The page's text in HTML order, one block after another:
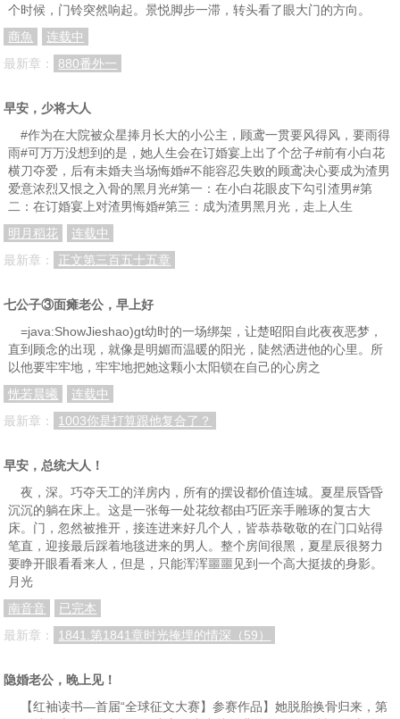
个时候，门铃突然响起。景悦脚步一滞，转头看了眼大门的方向。
商魚
连载中
最新章：
880番外一
早安，少将大人
#作为在大院被众星捧月长大的小公主，顾鸢一贯要风得风，要雨得
雨#可万万没想到的是，她人生会在订婚宴上出了个岔子#前有小白花
横刀夺爱，后有未婚夫当场悔婚#不能容忍失败的顾鸢决心要成为渣男
爱意浓烈又恨之入骨的黑月光#第一：在小白花眼皮下勾引渣男#第
二：在订婚宴上对渣男悔婚#第三：成为渣男黑月光，走上人生
明月稻花
连载中
最新章：
正文第三百五十五章
七公子③面瘫老公，早上好
=java:ShowJieshao)gt幼时的一场绑架，让楚昭阳自此夜夜恶梦，
直到顾念的出现，就像是明媚而温暖的阳光，陡然洒进他的心里。所
以他要牢牢地，牢牢地把她这颗小太阳锁在自己的心房之
恍若晨曦
连载中
最新章：
1003你是打算跟他复合了？
早安，总统大人！
夜，深。巧夺天工的洋房内，所有的摆设都价值连城。夏星辰昏昏
沉沉的躺在床上。这是一张每一处花纹都由巧匠亲手雕琢的复古大
床。门，忽然被推开，接连进来好几个人，皆恭恭敬敬的在门口站得
笔直，迎接最后踩着地毯进来的男人。整个房间很黑，夏星辰很努力
要睁开眼看看来人，但是，只能浑浑噩噩见到一个高大挺拔的身影。
月光
南音音
已完本
最新章：
1841.第1841章时光掩埋的情深（59）
隐婚老公，晚上见！
【红袖读书—首届“全球征文大赛】参赛作品】她脱胎换骨归来，第